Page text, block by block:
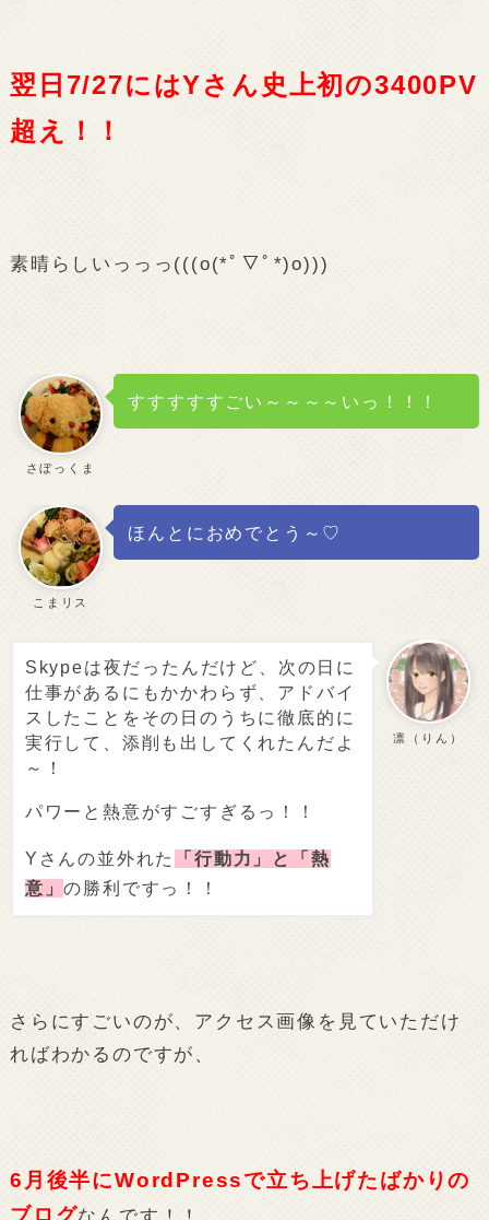
翌日7/27にはYさん史上初の3400PV
超え！！
素晴らしいっっっ(((o(*ﾟ▽ﾟ*)o)))
さぼっくま
すすすすすごい～～～～いっ！！！
こまリス
ほんとにおめでとう～♡
凛（りん）
Skypeは夜だったんだけど、次の日に
仕事があるにもかかわらず、アドバイ
スしたことをその日のうちに徹底的に
実行して、添削も出してくれたんだよ
～！
パワーと熱意がすごすぎるっ！！
Yさんの並外れた
「行動力」と「熱
意」の勝利ですっ！！
さらにすごいのが、アクセス画像を見ていただけ
ればわかるのですが、
6月後半にWordPressで立ち上げたばかりの
ブログなんです！！